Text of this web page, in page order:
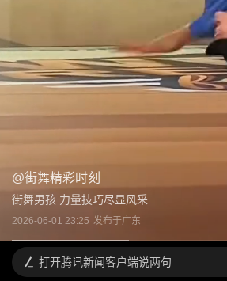
@街舞精彩时刻
街舞男孩 力量技巧尽显风采
2026-06-01 23:25 发布于广东
打开腾讯新闻客户端说两句